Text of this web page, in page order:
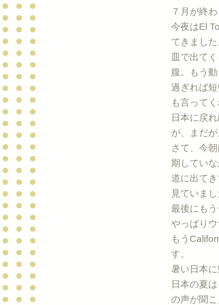
７月が終
今夜はEl
てきまし
皿で出て
腹。もう
過ぎれば
も言って
日本に戻
が、まだ
さて、今
期してい
道に出て
見ていま
最後にも
やっぱり
もう
す。
暑い日本
日本の夏
の声が聞